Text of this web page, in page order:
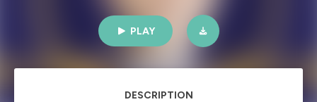
Cédric Avramoglou
PLAY
DESCRIPTION